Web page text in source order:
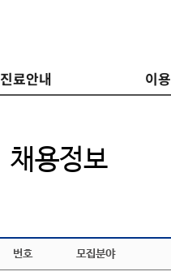
진료안내 이
채용정보
번호 모집분야